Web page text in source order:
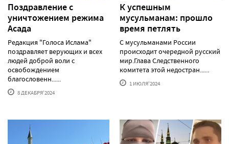
Поздравление с
уничтожением режима
Асада
Редакция "Голоса Ислама"
поздравляет верующих и всех
людей доброй воли с
освобождением
благословенн......
8 ДЕКАБРЯ'2024
К успешным
мусульманам: прошло
время петлять
С мусульманами России
происходит очередной русский
мир.Глава Следственного
комитета этой недостран......
1 ИЮЛЯ'2024